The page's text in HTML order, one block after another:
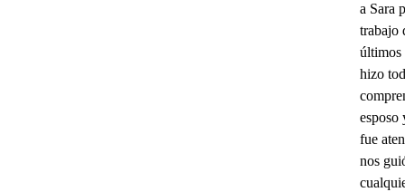
a Sara
trabajo
últimos
hizo
esposo
fue
nos